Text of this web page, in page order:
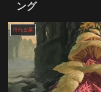
ング
晴れる屋